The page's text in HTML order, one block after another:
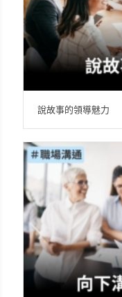
說故事的領導魅力